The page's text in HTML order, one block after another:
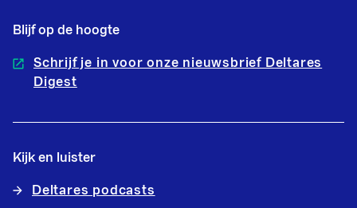
Blijf op de hoogte
Schrijf je in voor onze nieuwsbrief Deltares
Digest
Kijk en luister
Deltares podcasts